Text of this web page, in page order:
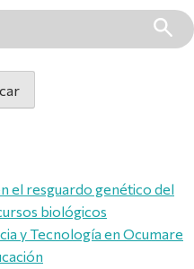
el resguardo genético del
biológicos
y Tecnología en Ocumare